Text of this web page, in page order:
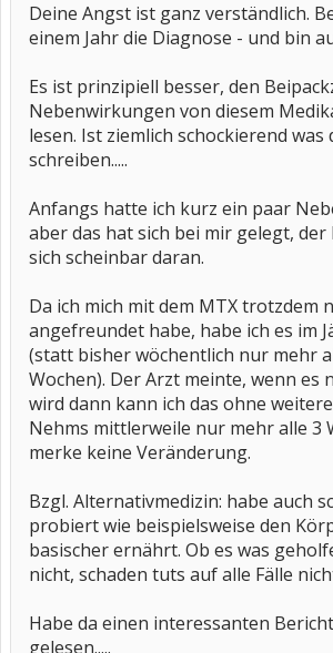
Deine Angst ist ganz verständlich.
einem Jahr die Diagnose - und bin
Es ist prinzipiell besser, den
Nebenwirkungen von diesem
lesen. Ist ziemlich schockierend was
schreiben.....
Anfangs hatte ich kurz ein paar
aber das hat sich bei mir gelegt,
sich scheinbar daran.
Da ich mich mit dem MTX trotzdem
angefreundet habe, habe ich es im
(statt bisher wöchentlich nur mehr
Wochen). Der Arzt meinte, wenn es
wird dann kann ich das ohne
Nehms mittlerweile nur mehr alle 3
merke keine Veränderung.
Bzgl. Alternativmedizin: habe auch
probiert wie beispielsweise den
basischer ernährt. Ob es was
nicht, schaden tuts auf alle Fälle
Habe da einen interessanten
gelesen.....